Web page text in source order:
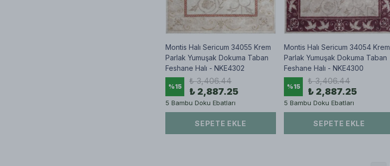
Montis Halı Sericum 34055 Krem
Parlak Yumuşak Dokuma Taban
Feshane Halı - NKE4302
%15
₺ 3,406.44
₺ 2,887.25
5 Bambu Doku Ebatları
SEPETE EKLE
Montis Halı Sericum 34054 Krem
Parlak Yumuşak Dokuma Taban
Feshane Halı - NKE4300
%15
₺ 3,406.44
₺ 2,887.25
5 Bambu Doku Ebatları
SEPETE EKLE